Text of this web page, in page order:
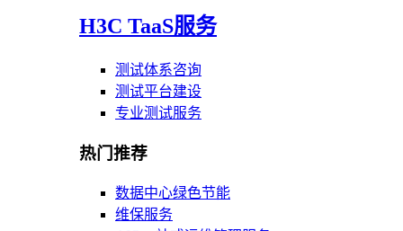
H3C TaaS服务
测试体系咨询
测试平台建设
专业测试服务
热门推荐
数据中心绿色节能
维保服务